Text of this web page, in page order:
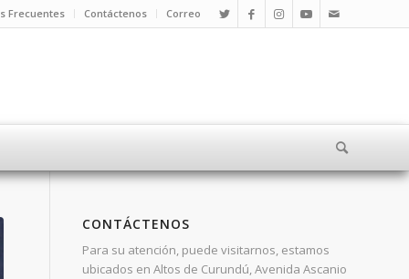
Frecuentes Contáctenos Correo
CONTÁCTENOS
Para su atención, puede visitarnos, estamos
ubicados en Altos de Curundú, Avenida Ascanio